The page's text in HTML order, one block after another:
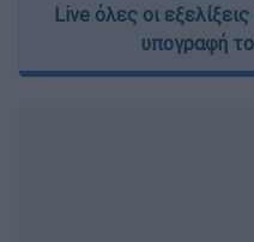
Live όλες οι
υπογραφή